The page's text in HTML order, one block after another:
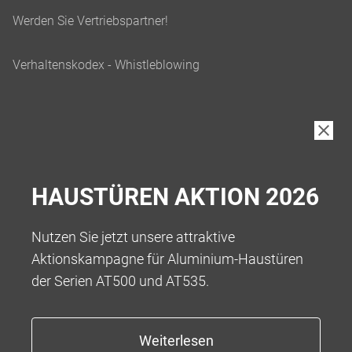
HAUSTÜREN AKTION 2026
Nutzen Sie jetzt unsere attraktive
Aktionskampagne für Aluminium-Haustüren
der Serien AT500 und AT535.